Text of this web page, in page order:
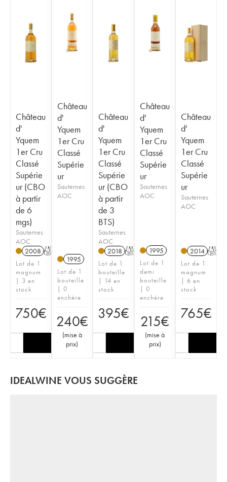
Château
d'
Yquem
1er Cru
Classé
Supérie
ur (CBO
à partir
de 6
mgs)
Sauternes
AOC
2008 T
Lot de 1
magnum
| 3 en
stock
750€
Château
d'
Yquem
1er Cru
Classé
Supérie
ur
Sauternes
AOC
1995
Lot de 1
bouteille
| 0
enchère
240€
(mise à
prix)
Château
d'
Yquem
1er Cru
Classé
Supérie
ur (CBO
à partir
de 3
BTS)
Sauternes
AOC
2018 T
Lot de 1
bouteille
| 14 en
stock
395€
Château
d'
Yquem
1er Cru
Classé
Supérie
ur
Sauternes
AOC
1995
Lot de 1
demi
bouteille
| 0
enchère
215€
(mise à
prix)
Château
d'
Yquem
1er Cru
Classé
Supérie
ur
Sauternes
AOC
2014 T
Lot de 1
magnum
| 6 en
stock
765€
IDEALWINE VOUS SUGGÈRE